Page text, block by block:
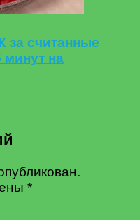
считанные
минут на
*